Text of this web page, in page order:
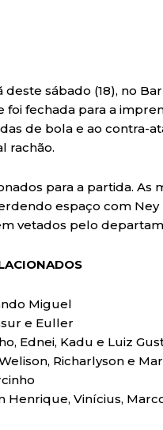
sábado (18), no
foi fechada para a
de bola e ao contra-
rachão.
para a partida. As
espaço com Ney
vetados pelo
Miguel
e Euller
Ednei, Kadu e Luiz
Richarlyson e
Henrique, Vinícius,